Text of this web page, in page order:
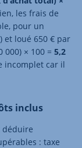
les frais de
pour un
et loué 650 € par
× 100 = 5,2
incomplet car il
inclus
déduire
: taxe